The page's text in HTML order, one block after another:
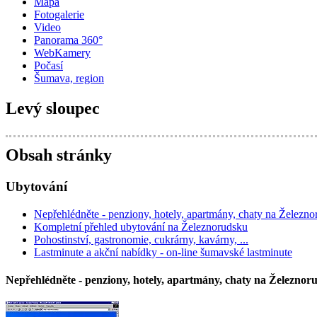
Fotogalerie
Video
Panorama 360°
WebKamery
Počasí
Šumava, region
Levý sloupec
Obsah stránky
Ubytování
Nepřehlédněte - penziony, hotely, apartmány, chaty na
Kompletní přehled ubytování na Železnorudsku
Pohostinství, gastronomie, cukrárny, kavárny, ...
Lastminute a akční nabídky - on-line šumavské lastminute
Nepřehlédněte - penziony, hotely, apartmány, chaty na